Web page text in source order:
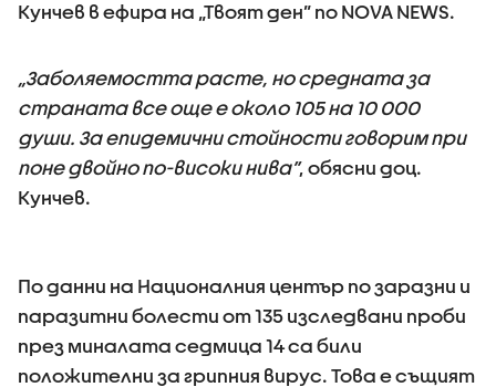
Кунчев в ефира на „Твоят ден” по NOVA NEWS.
„Заболяемостта расте, но средната за
страната все още е около 105 на 10 000
души. За епидемични стойности говорим при
поне двойно по-високи нива”, обясни доц.
Кунчев.
По данни на Националния център по заразни и
паразитни болести от 135 изследвани проби
през миналата седмица 14 са били
положителни за грипния вирус. Това е същият